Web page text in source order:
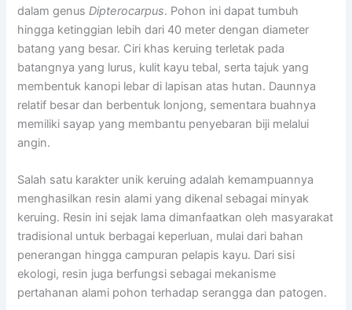
dalam genusDipterocarpus. Pohon ini dapat tumbuh
hingga ketinggian lebih dari 40 meter dengan diameter
batang yang besar. Ciri khas keruing terletak pada
batangnya yang lurus, kulit kayu tebal, serta tajuk yang
membentuk kanopi lebar di lapisan atas hutan. Daunnya
relatif besar dan berbentuk lonjong, sementara buahnya
memiliki sayap yang membantu penyebaran biji melalui
angin.
Salah satu karakter unik keruing adalah kemampuannya
menghasilkan resin alami yang dikenal sebagai minyak
keruing. Resin ini sejak lama dimanfaatkan oleh masyarakat
tradisional untuk berbagai keperluan, mulai dari bahan
penerangan hingga campuran pelapis kayu. Dari sisi
ekologi, resin juga berfungsi sebagai mekanisme
pertahanan alami pohon terhadap serangga dan patogen.